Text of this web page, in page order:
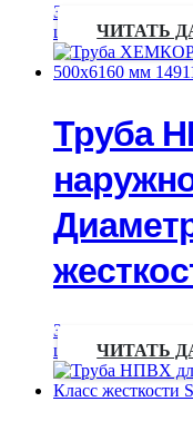
Запрос
цены
ЧИТАТЬ
Труба
Запрос
цены
ЧИТАТЬ